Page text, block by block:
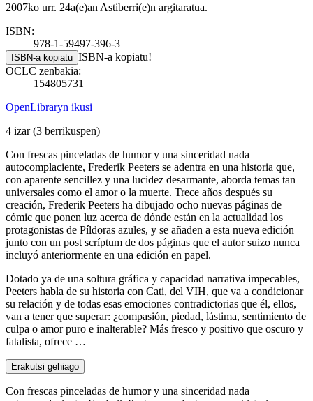
2007ko urr. 24a(e)an Astiberri(e)n argitaratua.
ISBN:
978-1-59497-396-3
ISBN-a kopiatu ISBN-a kopiatu!
OCLC zenbakia:
154805731
OpenLibraryn ikusi
4 izar(3 berrikuspen)
Con frescas pinceladas de humor y una sinceridad nada
autocomplaciente, Frederik Peeters se adentra en una historia que,
con aparente sencillez y una lucidez desarmante, aborda temas tan
universales como el amor o la muerte. Trece años después su
creación, Frederik Peeters ha dibujado ocho nuevas páginas de
cómic que ponen luz acerca de dónde están en la actualidad los
protagonistas de Píldoras azules, y se añaden a esta nueva edición
junto con un post scríptum de dos páginas que el autor suizo nunca
incluyó anteriormente en una edición en papel.
Dotado ya de una soltura gráfica y capacidad narrativa impecables,
Peeters habla de su historia con Cati, del VIH, que va a condicionar
su relación y de todas esas emociones contradictorias que él, ellos,
van a tener que superar: ¿compasión, piedad, lástima, sentimiento de
culpa o amor puro e inalterable? Más fresco y positivo que oscuro y
fatalista, ofrece …
Erakutsi gehiago
Con frescas pinceladas de humor y una sinceridad nada